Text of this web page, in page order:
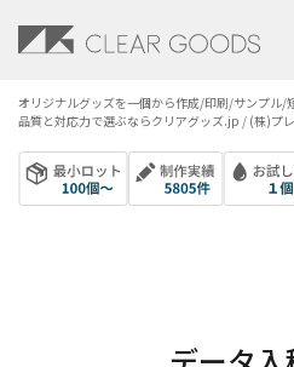
オリジナルグッズを​一個から​作成/印刷/サンプル/
品質と​対応力で​選ぶなら​クリアグッズ.jp / (株)プ